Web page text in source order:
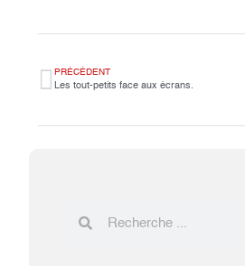
PRÉCÉDENT
Les tout-petits face aux écrans.